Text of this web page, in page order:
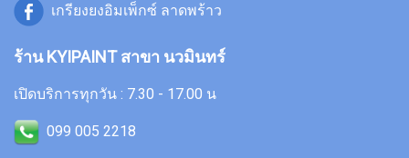
เกรียงยงอิมเพ็กซ์ ลาดพร้าว
ร้าน KYIPAINT สาขา นวมินทร์
เปิดบริการทุกวัน : 7.30 - 17.00 น
099 005 2218